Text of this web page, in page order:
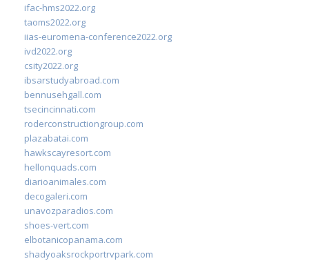
ifac-hms2022.org
taoms2022.org
iias-euromena-conference2022.org
ivd2022.org
csity2022.org
ibsarstudyabroad.com
bennusehgall.com
tsecincinnati.com
roderconstructiongroup.com
plazabatai.com
hawkscayresort.com
hellonquads.com
diarioanimales.com
decogaleri.com
unavozparadios.com
shoes-vert.com
elbotanicopanama.com
shadyoaksrockportrvpark.com